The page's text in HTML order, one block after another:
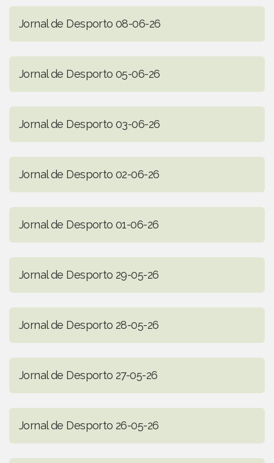
Jornal de Desporto 08-06-26
Jornal de Desporto 05-06-26
Jornal de Desporto 03-06-26
Jornal de Desporto 02-06-26
Jornal de Desporto 01-06-26
Jornal de Desporto 29-05-26
Jornal de Desporto 28-05-26
Jornal de Desporto 27-05-26
Jornal de Desporto 26-05-26